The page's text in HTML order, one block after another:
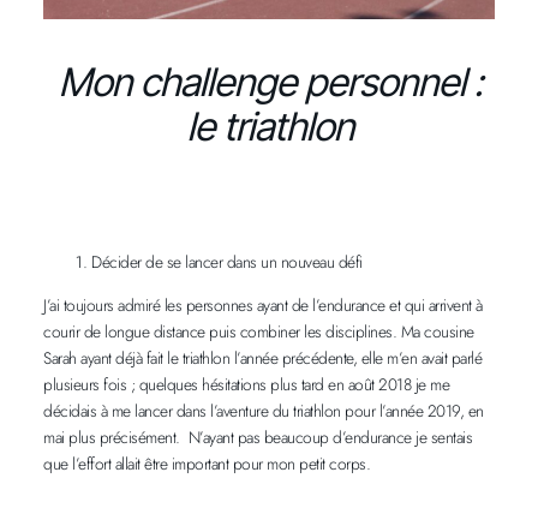
Mon challenge personnel :
le triathlon
Décider de se lancer dans un nouveau défi
J’ai toujours admiré les personnes ayant de l’endurance et qui arrivent à
courir de longue distance puis combiner les disciplines. Ma cousine
Sarah ayant déjà fait le triathlon l’année précédente, elle m’en avait parlé
plusieurs fois ; quelques hésitations plus tard en août 2018 je me
décidais à me lancer dans l’aventure du triathlon pour l’année 2019, en
mai plus précisément. N’ayant pas beaucoup d’endurance je sentais
que l’effort allait être important pour mon petit corps.